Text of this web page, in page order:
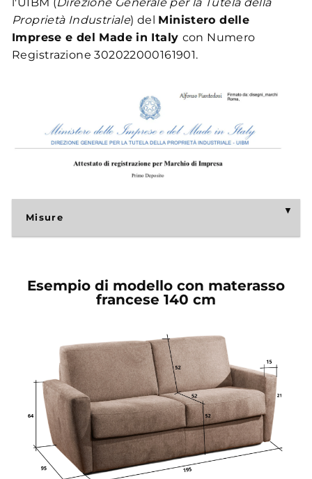
Proprietà Industriale) del Ministero delle
Imprese e del Made in Italy con Numero
Registrazione 302022000161901.
Misure
Esempio di modello con materasso
francese 140 cm